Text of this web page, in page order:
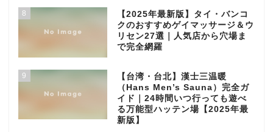
8
【2025年最新版】タイ・バンコ
クのおすすめゲイマッサージ＆ウ
リセン27選｜人気店から穴場ま
で完全網羅
9
【台湾・台北】漢士三温暖
（Hans Men’s Sauna）完全ガ
イド｜24時間いつ行っても遊べ
る万能型ハッテン場【2025年最
新版】